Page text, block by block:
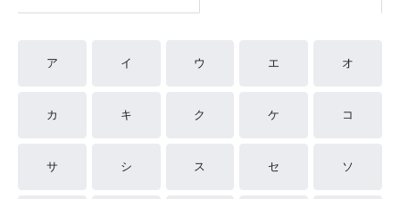
ア イ ウ エ オ
カ キ ク ケ コ
サ シ ス セ ソ